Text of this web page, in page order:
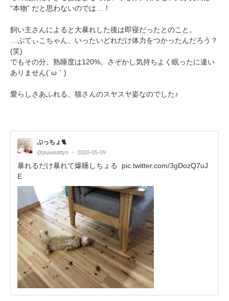
“本物” だと思わないのでは…！
飼い主さんによると大暴れした後は即寝だったとのこと。
…ぷてぃこちゃん、いったいどれだけ体力をつかったんだろう？
(笑)
でもその分、熟睡度は120%。さぞかし気持ちよく眠ったに違い
ありません(´ω｀)
愛らしさあふれる、猫さんのスヤスヤ姿なのでした♪
ぷっちょ🐈
@puuuutttyo 2020-05-09
暴れるだけ暴れて爆睡しちょる
pic.twitter.com/3gDozQ7uJ
E